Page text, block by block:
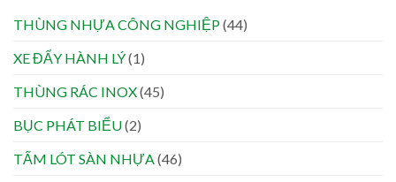
THÙNG NHỰA CÔNG NGHIỆP(44)
XE ĐẨY HÀNH LÝ(1)
THÙNG RÁC INOX(45)
BỤC PHÁT BIỂU(2)
TẤM LÓT SÀN NHỰA (46)